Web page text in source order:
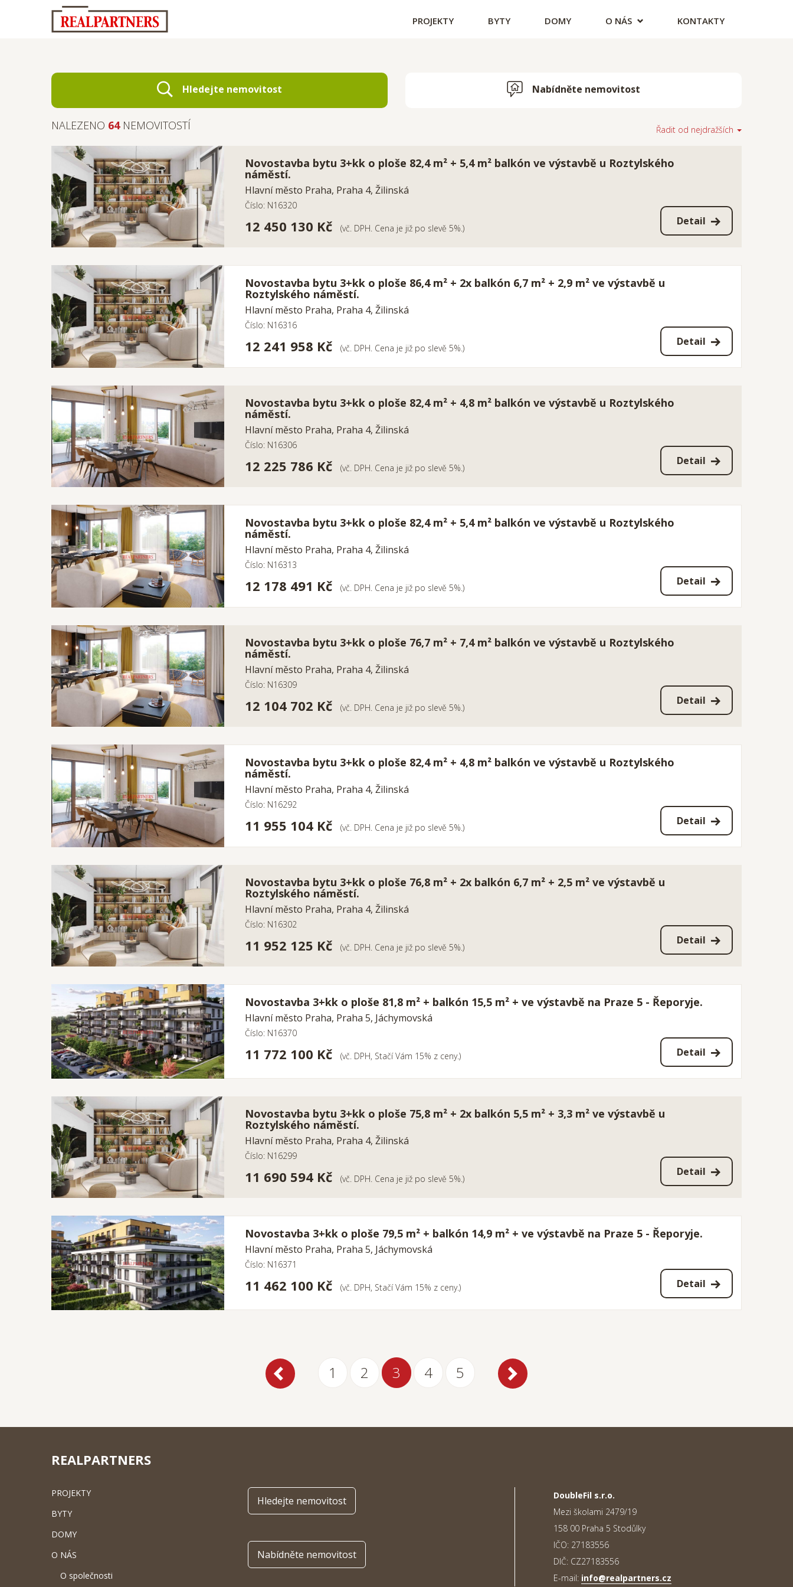
PROJEKTY BYTY DOMY O NÁS KONTAKTY
Hledejte nemovitost Nabídněte nemovitost
NALEZENO 64NEMOVITOSTÍ Řadit od nejdražších
Novostavba bytu 3+kk o ploše 82,4 m² + 5,4 m² balkón ve výstavbě u Roztylského
náměstí.
Hlavní město Praha, Praha 4, Žilinská
Číslo: N16320
12 450 130 Kč (vč. DPH. Cena je již po slevě 5%.)
Detail
Novostavba bytu 3+kk o ploše 86,4 m² + 2x balkón 6,7 m² + 2,9 m² ve výstavbě u
Roztylského náměstí.
Hlavní město Praha, Praha 4, Žilinská
Číslo: N16316
12 241 958 Kč (vč. DPH. Cena je již po slevě 5%.)
Detail
Novostavba bytu 3+kk o ploše 82,4 m² + 4,8 m² balkón ve výstavbě u Roztylského
náměstí.
Hlavní město Praha, Praha 4, Žilinská
Číslo: N16306
12 225 786 Kč (vč. DPH. Cena je již po slevě 5%.)
Detail
Novostavba bytu 3+kk o ploše 82,4 m² + 5,4 m² balkón ve výstavbě u Roztylského
náměstí.
Hlavní město Praha, Praha 4, Žilinská
Číslo: N16313
12 178 491 Kč (vč. DPH. Cena je již po slevě 5%.)
Detail
Novostavba bytu 3+kk o ploše 76,7 m² + 7,4 m² balkón ve výstavbě u Roztylského
náměstí.
Hlavní město Praha, Praha 4, Žilinská
Číslo: N16309
12 104 702 Kč (vč. DPH. Cena je již po slevě 5%.)
Detail
Novostavba bytu 3+kk o ploše 82,4 m² + 4,8 m² balkón ve výstavbě u Roztylského
náměstí.
Hlavní město Praha, Praha 4, Žilinská
Číslo: N16292
11 955 104 Kč (vč. DPH. Cena je již po slevě 5%.)
Detail
Novostavba bytu 3+kk o ploše 76,8 m² + 2x balkón 6,7 m² + 2,5 m² ve výstavbě u
Roztylského náměstí.
Hlavní město Praha, Praha 4, Žilinská
Číslo: N16302
11 952 125 Kč (vč. DPH. Cena je již po slevě 5%.)
Detail
Novostavba 3+kk o ploše 81,8 m² + balkón 15,5 m² + ve výstavbě na Praze 5 - Řeporyje.
Hlavní město Praha, Praha 5, Jáchymovská
Číslo: N16370
11 772 100 Kč (vč. DPH, Stačí Vám 15% z ceny.) Detail
Novostavba bytu 3+kk o ploše 75,8 m² + 2x balkón 5,5 m² + 3,3 m² ve výstavbě u
Roztylského náměstí.
Hlavní město Praha, Praha 4, Žilinská
Číslo: N16299
11 690 594 Kč (vč. DPH. Cena je již po slevě 5%.)
Detail
Novostavba 3+kk o ploše 79,5 m² + balkón 14,9 m² + ve výstavbě na Praze 5 - Řeporyje.
Hlavní město Praha, Praha 5, Jáchymovská
Číslo: N16371
11 462 100 Kč (vč. DPH, Stačí Vám 15% z ceny.) Detail
1 2 3 4 5
REALPARTNERS
PROJEKTY
BYTY
DOMY
O NÁS
O společnosti
Hledejte nemovitost
Nabídněte nemovitost
DoubleFil s.r.o.
Mezi školami 2479/19
158 00 Praha 5 Stodůlky
IČO: 27183556
DIČ: CZ27183556
E-mail: info@realpartners.cz